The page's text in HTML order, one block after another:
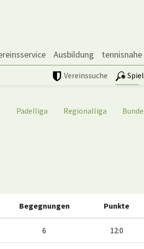
Ausbildung
Vereinssuche
Padelliga Regionalliga
Begegnungen Punkte
6 12:0